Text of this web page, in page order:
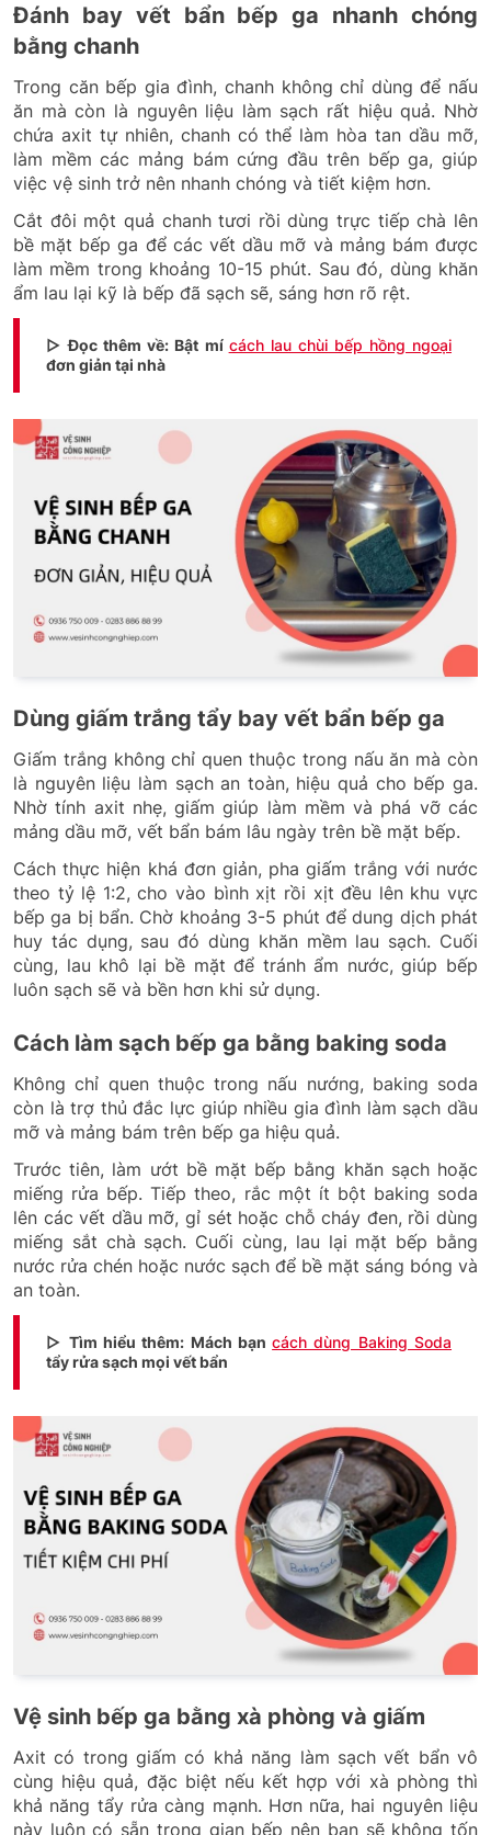
Đánh bay vết bẩn bếp ga nhanh chóng
bằng chanh
Trong căn bếp gia đình, chanh không chỉ dùng để nấu
ăn mà còn là nguyên liệu làm sạch rất hiệu quả. Nhờ
chứa axit tự nhiên, chanh có thể làm hòa tan dầu mỡ,
làm mềm các mảng bám cứng đầu trên bếp ga, giúp
việc vệ sinh trở nên nhanh chóng và tiết kiệm hơn.
Cắt đôi một quả chanh tươi rồi dùng trực tiếp chà lên
bề mặt bếp ga để các vết dầu mỡ và mảng bám được
làm mềm trong khoảng 10-15 phút. Sau đó, dùng khăn
ẩm lau lại kỹ là bếp đã sạch sẽ, sáng hơn rõ rệt.
▷ Đọc thêm về: Bật mí cách lau chùi bếp hồng ngoại
đơn giản tại nhà
Dùng giấm trắng tẩy bay vết bẩn bếp ga
Giấm trắng không chỉ quen thuộc trong nấu ăn mà còn
là nguyên liệu làm sạch an toàn, hiệu quả cho bếp ga.
Nhờ tính axit nhẹ, giấm giúp làm mềm và phá vỡ các
mảng dầu mỡ, vết bẩn bám lâu ngày trên bề mặt bếp.
Cách thực hiện khá đơn giản, pha giấm trắng với nước
theo tỷ lệ 1:2, cho vào bình xịt rồi xịt đều lên khu vực
bếp ga bị bẩn. Chờ khoảng 3-5 phút để dung dịch phát
huy tác dụng, sau đó dùng khăn mềm lau sạch. Cuối
cùng, lau khô lại bề mặt để tránh ẩm nước, giúp bếp
luôn sạch sẽ và bền hơn khi sử dụng.
Cách làm sạch bếp ga bằng baking soda
Không chỉ quen thuộc trong nấu nướng, baking soda
còn là trợ thủ đắc lực giúp nhiều gia đình làm sạch dầu
mỡ và mảng bám trên bếp ga hiệu quả.
Trước tiên, làm ướt bề mặt bếp bằng khăn sạch hoặc
miếng rửa bếp. Tiếp theo, rắc một ít bột baking soda
lên các vết dầu mỡ, gỉ sét hoặc chỗ cháy đen, rồi dùng
miếng sắt chà sạch. Cuối cùng, lau lại mặt bếp bằng
nước rửa chén hoặc nước sạch để bề mặt sáng bóng và
an toàn.
▷ Tìm hiểu thêm: Mách bạncách dùng Baking Soda
tẩy rửa sạch mọi vết bẩn
Vệ sinh bếp ga bằng xà phòng và giấm
Axit có trong giấm có khả năng làm sạch vết bẩn vô
cùng hiệu quả, đặc biệt nếu kết hợp với xà phòng thì
khả năng tẩy rửa càng mạnh. Hơn nữa, hai nguyên liệu
này luôn có sẵn trong gian bếp nên bạn sẽ không tốn